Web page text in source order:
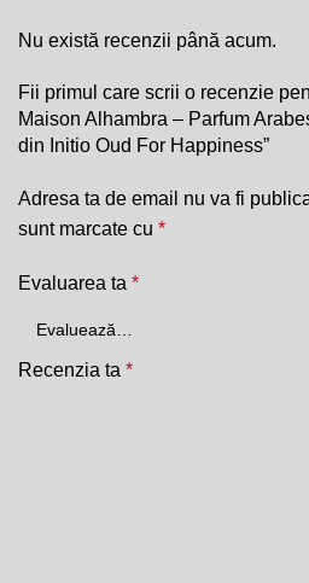
Nu există recenzii până acum.
Fii primul care scrii o recenzie
Maison Alhambra – Parfum
din Initio Oud For Happiness”
Adresa ta de email nu va fi
sunt marcate cu *
Evaluarea ta *
Recenzia ta *